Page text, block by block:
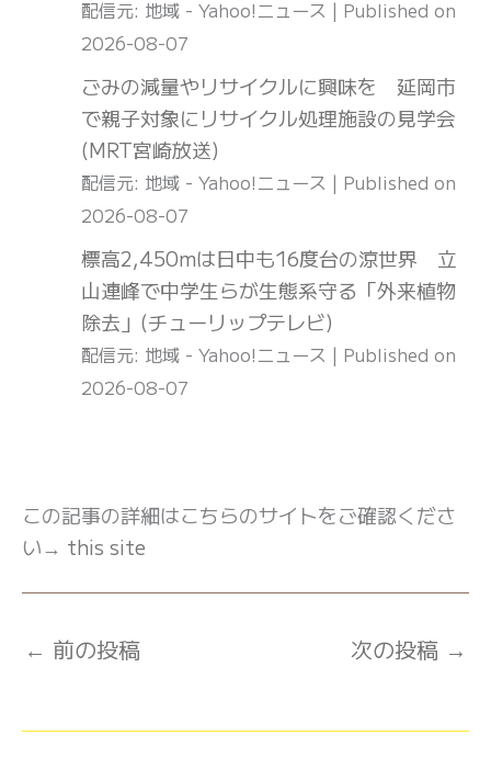
配信元: 地域 - Yahoo!ニュース
Published on
2026-08-07
ごみの減量やリサイクルに興味を 延岡市
で親子対象にリサイクル処理施設の見学会
(MRT宮崎放送)
配信元: 地域 - Yahoo!ニュース
Published on
2026-08-07
標高2,450mは日中も16度台の涼世界 立
山連峰で中学生らが生態系守る「外来植物
除去」(チューリップテレビ)
配信元: 地域 - Yahoo!ニュース
Published on
2026-08-07
この記事の詳細はこちらのサイトをご確認くださ
い→ this site
← 前の投稿 次の投稿 →